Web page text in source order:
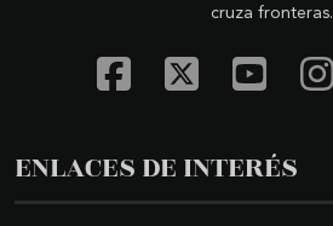
cruza fronteras.
ENLACES DE INTERÉS